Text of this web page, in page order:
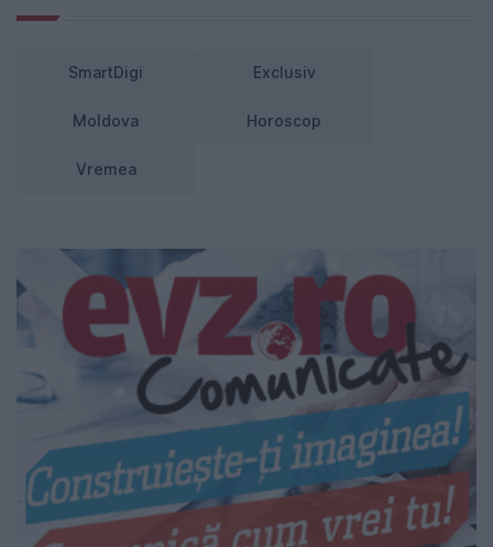
SmartDigi Exclusiv
Moldova Horoscop
Vremea